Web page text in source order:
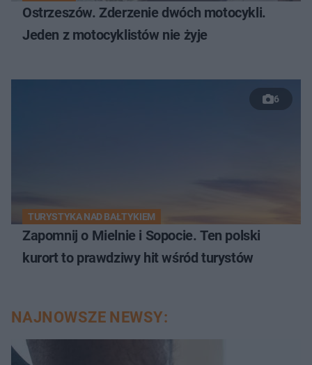
Ostrzeszów. Zderzenie dwóch motocykli.
Jeden z motocyklistów nie żyje
6
TURYSTYKA NAD BAŁTYKIEM
Zapomnij o Mielnie i Sopocie. Ten polski
kurort to prawdziwy hit wśród turystów
NAJNOWSZE NEWSY: